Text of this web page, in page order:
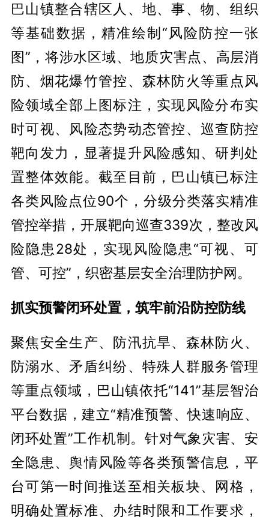
巴山镇整合辖区人、地、事、物、组织
等基础数据，精准绘制“风险防控一张
图”，将涉水区域、地质灾害点、高层消
防、烟花爆竹管控、森林防火等重点风
险领域全部上图标注，实现风险分布实
时可视、风险态势动态管控、巡查防控
靶向发力，显著提升风险感知、研判处
置整体效能。截至目前，巴山镇已标注
各类风险点位90个，分级分类落实精准
管控举措，开展靶向巡查339次，整改风
险隐患28处，实现风险隐患“可视、可
管、可控”，织密基层安全治理防护网。
抓实预警闭环处置，筑牢前沿防控防线
聚焦安全生产、防汛抗旱、森林防火、
防溺水、矛盾纠纷、特殊人群服务管理
等重点领域，巴山镇依托“141”基层智治
平台数据，建立“精准预警、快速响应、
闭环处置”工作机制。针对气象灾害、安
全隐患、舆情风险等各类预警信息，平
台可第一时间推送至相关板块、网格，
明确处置标准、办结时限和工作要求，